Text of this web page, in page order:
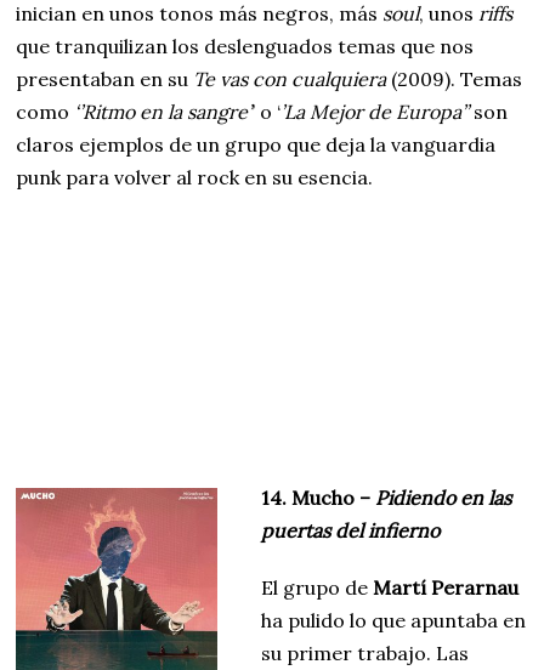
inician en unos tonos más negros, más soul, unosriffs
que tranquilizan los deslenguados temas que nos
presentaban en su Te vas con cualquiera(2009). Temas
como ‘’Ritmo en la sangre’’ o ‘’La Mejor de Europa’’son
claros ejemplos de un grupo que deja la vanguardia
punk para volver al rock en su esencia.
14. Mucho – Pidiendo en las
puertas del infierno
El grupo deMartí Perarnau
ha pulido lo que apuntaba en
su primer trabajo. Las